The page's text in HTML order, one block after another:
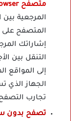
متصفح Aloha Browser
المرجعية بين
المتصفح على
إشاراتك
التنقل بين
إلى
الجهاز الذي
تجارب
تصفح بدون